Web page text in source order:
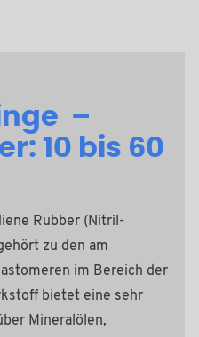
–
10 bis 60
Rubber (Nitril-
zu den am
im Bereich der
bietet eine sehr
Mineralölen,